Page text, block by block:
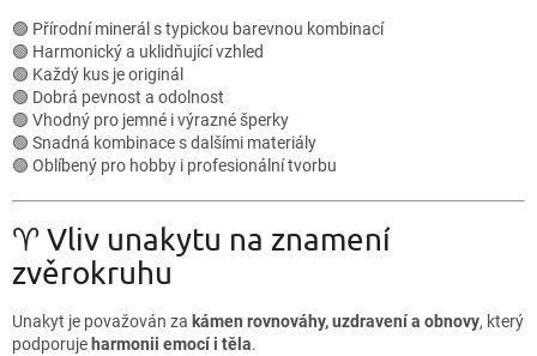
🟢 Přírodní minerál s typickou barevnou kombinací
🟢 Harmonický a uklidňující vzhled
🟢 Každý kus je originál
🟢 Dobrá pevnost a odolnost
🟢 Vhodný pro jemné i výrazné šperky
🟢 Snadná kombinace s dalšími materiály
🟢 Oblíbený pro hobby i profesionální tvorbu
♈ Vliv unakytu na znamení
zvěrokruhu
Unakyt je považován za kámen rovnováhy, uzdravení a obnovy, který
podporuje harmonii emocí i těla.